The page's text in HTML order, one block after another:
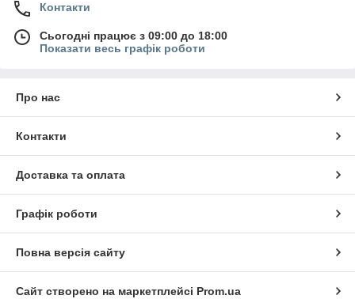
Контакти
Сьогодні працює з 09:00 до 18:00
Показати весь графік роботи
Про нас
Контакти
Доставка та оплата
Графік роботи
Повна версія сайту
Сайт створено на маркетплейсі Prom.ua